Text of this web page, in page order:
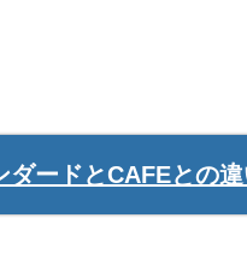
ードとCAFEとの違